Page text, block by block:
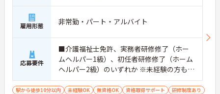
雇用形態 非常勤・パート・アルバイト
応募要件
■介護福祉士免許、実務者研修修了（ホー
ムヘルパー1級）、初任者研修修了（ホーム
ヘルパー2級）のいずれか ※未経験の方も相
談可 ■普通自動車運転免許（MT）必須
駅から徒歩10分以内 未経験OK 無資格OK 資格取得サポート
研修制度あり